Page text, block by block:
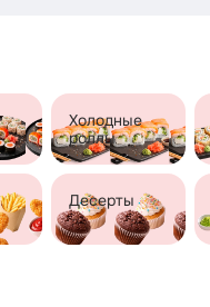
Холодные
роллы
Десерты